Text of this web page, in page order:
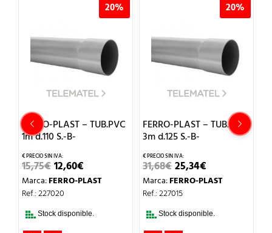
20%
FERRO-PLAST – TUB.PVC
1m d.110 S.-B-
15,75€EL
PRECIO
ORIGINAL
ERA:
12,60€PRECIO
ACTUAL
Marca:FERRO-PLAST
Ref.: 227020
Stock disponible.
20%
FERRO-PLAST – TUB.PVC
3m d.125 S.-B-
31,68€EL
PRECIO
ORIGINAL
ERA:
25,34€PRECIO
ACTUAL
Marca:FERRO-PLAST
Ref.: 227015
Stock disponible.